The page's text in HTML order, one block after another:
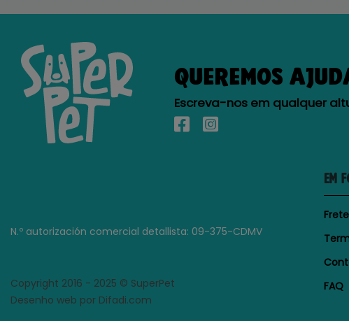
QUEREMOS
Escreva-nos em qualquer
N.º autorización comercial detallista: 09-375-CDMV
Copyright 2016 - 2025 © SuperPet
Desenho web por Difadi.com
EM
FAQ